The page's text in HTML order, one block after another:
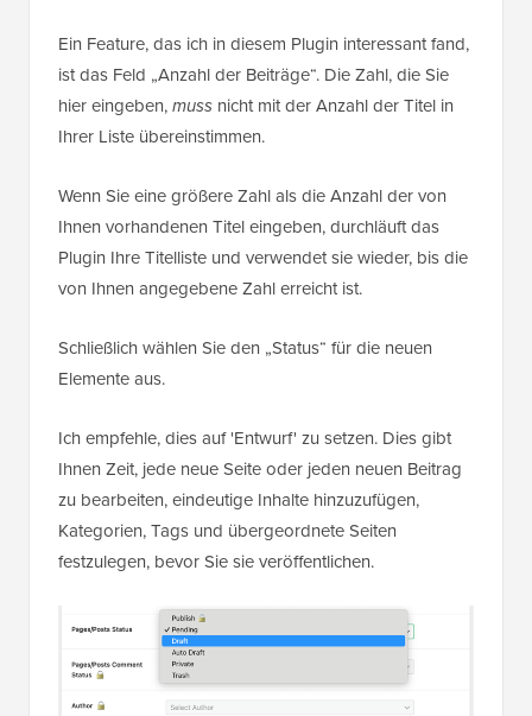
Ein Feature, das ich in diesem Plugin interessant fand,
ist das Feld „Anzahl der Beiträge“. Die Zahl, die Sie
hier eingeben,muss nicht mit der Anzahl der Titel in
Ihrer Liste übereinstimmen.
Wenn Sie eine größere Zahl als die Anzahl der von
Ihnen vorhandenen Titel eingeben, durchläuft das
Plugin Ihre Titelliste und verwendet sie wieder, bis die
von Ihnen angegebene Zahl erreicht ist.
Schließlich wählen Sie den „Status“ für die neuen
Elemente aus.
Ich empfehle, dies auf 'Entwurf' zu setzen. Dies gibt
Ihnen Zeit, jede neue Seite oder jeden neuen Beitrag
zu bearbeiten, eindeutige Inhalte hinzuzufügen,
Kategorien, Tags und übergeordnete Seiten
festzulegen, bevor Sie sie veröffentlichen.